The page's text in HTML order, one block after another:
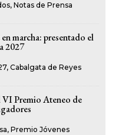
, Notas de Prensa
marcha: presentado el
2027
, Cabalgata de Reyes
Premio Ateneo de
, Premio Jóvenes